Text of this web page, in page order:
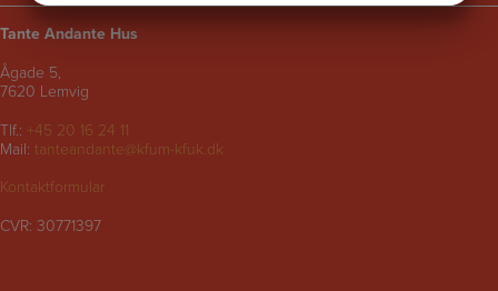
Tante Andante Hus
Ågade 5,
7620 Lemvig
Tlf.: +45 20 16 24 11
Mail: tanteandante@kfum-kfuk.dk
Kontaktformular
CVR: 30771397
MARKETING